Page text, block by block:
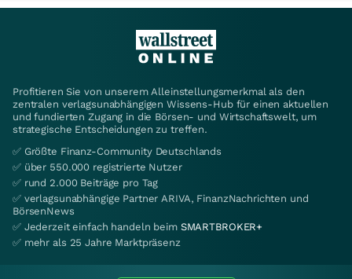
Profitieren Sie von unserem Alleinstellungsmerkmal als den
zentralen verlagsunabhängigen Wissens-Hub für einen aktuellen
und fundierten Zugang in die Börsen- und Wirtschaftswelt, um
strategische Entscheidungen zu treffen.
✅ Größte Finanz-Community Deutschlands
✅ über 550.000 registrierte Nutzer
✅ rund 2.000 Beiträge pro Tag
✅ verlagsunabhängige Partner ARIVA, FinanzNachrichten und
BörsenNews
✅ Jederzeit einfach handeln beim SMARTBROKER+
✅ mehr als 25 Jahre Marktpräsenz